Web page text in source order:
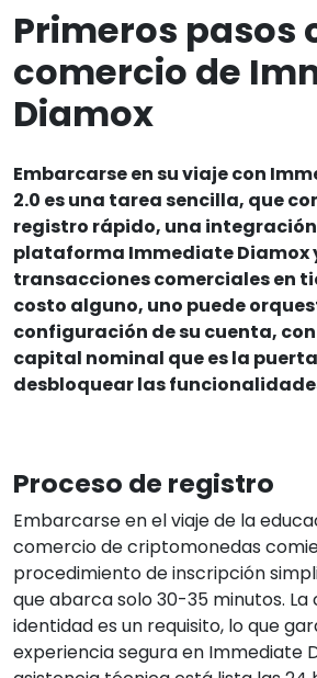
Primeros pasos
comercio de
Diamox
Embarcarse en su viaje con
2.0 es una tarea sencilla, que
registro rápido, una
plataforma Immediate Diamox
transacciones comerciales en
costo alguno, uno puede
configuración de su cuenta,
capital nominal que es la
desbloquear las
Proceso de registro
Embarcarse en el viaje de la
comercio de criptomonedas
procedimiento de inscripción
que abarca solo 30-35 minutos.
identidad es un requisito, lo que
experiencia segura en Immediate